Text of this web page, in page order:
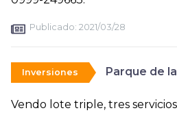
Publicado: 2021/03/28
Inversiones Parque de
Vendo lote triple, tres